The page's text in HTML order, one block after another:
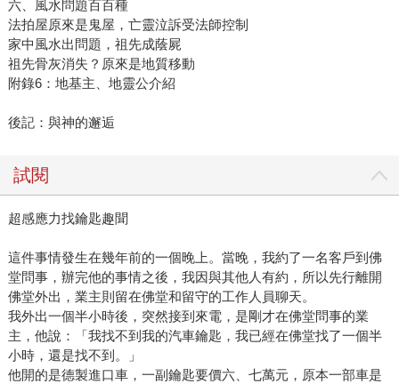
六、風水問題百百種
法拍屋原來是鬼屋，亡靈泣訴受法師控制
家中風水出問題，祖先成蔭屍
祖先骨灰消失？原來是地質移動
附錄6：地基主、地靈公介紹
後記：與神的邂逅
試閱
超感應力找鑰匙趣聞
這件事情發生在幾年前的一個晚上。當晚，我約了一名客戶到佛
堂問事，辦完他的事情之後，我因與其他人有約，所以先行離開
佛堂外出，業主則留在佛堂和留守的工作人員聊天。
我外出一個半小時後，突然接到來電，是剛才在佛堂問事的業
主，他說：「我找不到我的汽車鑰匙，我已經在佛堂找了一個半
小時，還是找不到。」
他開的是德製進口車，一副鑰匙要價六、七萬元，原本一部車是